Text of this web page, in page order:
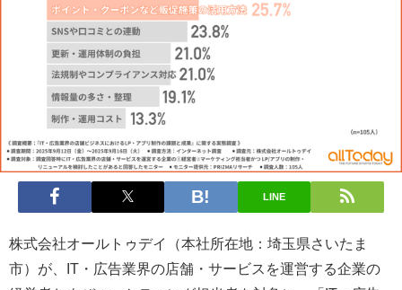
LINE
株式会社オールトゥデイ（本社所在地：埼玉県さいたま
市）が、IT・広告業界の店舗・サービスを運営する企業の